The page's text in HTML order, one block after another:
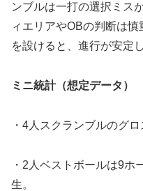
ンブルは一打の選択ミス
ィエリアやOBの判断は
を設けると、進行が安定
ミニ統計（想定データ）
・4人スクランブルのグ
・2人ベストボールは9ホ
生。